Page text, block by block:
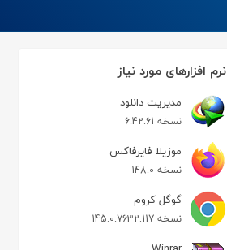
نرم افزارهای مورد نیاز
مدیریت دانلود
نسخه 6.42.61
موزیلا فایرفاکس
نسخه 148.0
گوگل کروم
نسخه 145.0.7632.117